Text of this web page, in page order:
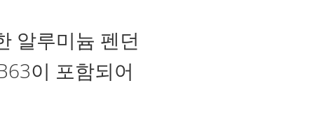
알루미늄 펜던
이 포함되어